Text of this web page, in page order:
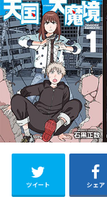
ツイート シェア